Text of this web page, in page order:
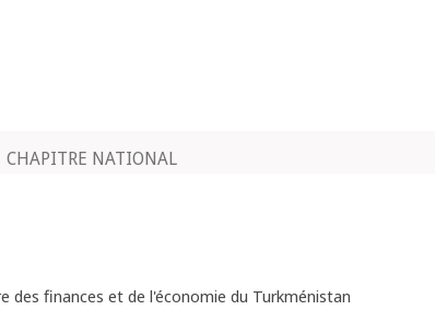
CHAPITRE NATIONAL
des finances et de l'économie du Turkménistan